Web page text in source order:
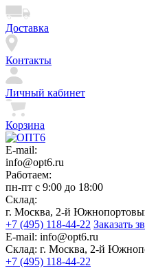
Доставка
Контакты
Личный кабинет
Корзина
E-mail:
info@opt6.ru
Работаем:
пн-пт с 9:00 до 18:00
Склад:
г. Москва, 2-й
+7 (495) 118-44-22 Заказать
E-mail: info@opt6.ru
Склад: г. Москва, 2-й
+7 (495) 118-44-22